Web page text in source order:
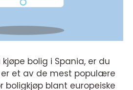
bolig i Spania, er du
er et av de mest populære
boligkjøp blant europeiske